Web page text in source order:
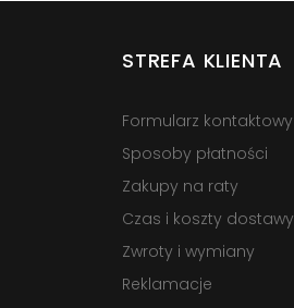
STREFA KLIENTA
Formularz kontaktowy
Sposoby płatności
Zakupy na raty
Czas i koszty dostawy
Zwroty i wymiany
Reklamacje